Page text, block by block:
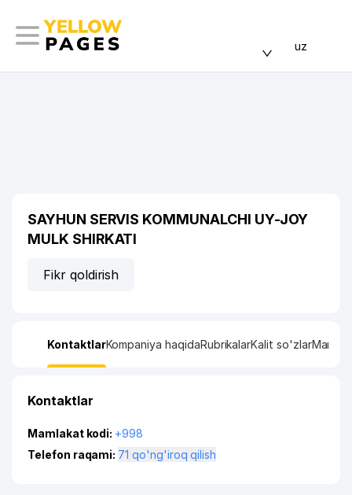
uz
SAYHUN SERVIS KOMMUNALCHI UY-JOY
MULK SHIRKATI
Fikr qoldirish
KontaktlarKompaniya haqidaRubrikalarKalit so'zlarManzil
Kontaktlar
Mamlakat kodi: +998
Telefon raqami:
71 qo'ng'iroq qilish